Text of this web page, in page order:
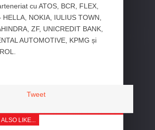
cu ATOS, BCR, FLEX,
HELLA, NOKIA, IULIUS TOWN,
ZF, UNICREDIT BANK,
AUTOMOTIVE, KPMG și
Tweet
LIKE...